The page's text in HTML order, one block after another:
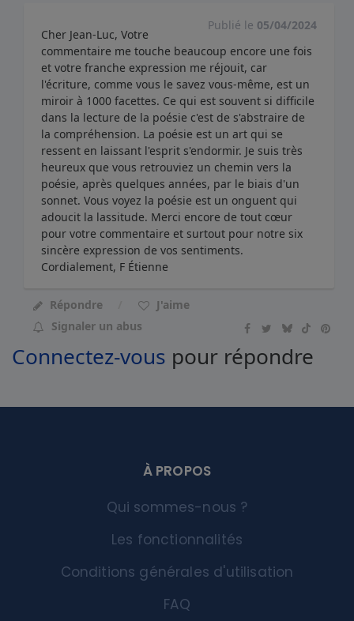
Publié le 05/04/2024
Cher Jean-Luc, Votre
commentaire me touche beaucoup encore une fois
et votre franche expression me réjouit, car
l'écriture, comme vous le savez vous-même, est un
miroir à 1000 facettes. Ce qui est souvent si difficile
dans la lecture de la poésie c'est de s'abstraire de
la compréhension. La poésie est un art qui se
ressent en laissant l'esprit s'endormir. Je suis très
heureux que vous retrouviez un chemin vers la
poésie, après quelques années, par le biais d'un
sonnet. Vous voyez la poésie est un onguent qui
adoucit la lassitude. Merci encore de tout cœur
pour votre commentaire et surtout pour notre six
sincère expression de vos sentiments.
Cordialement, F Étienne
Répondre
J'aime
Signaler un abus
Connectez-vous pour répondre
À PROPOS
Qui sommes-nous ?
Les fonctionnalités
Conditions générales d'utilisation
FAQ